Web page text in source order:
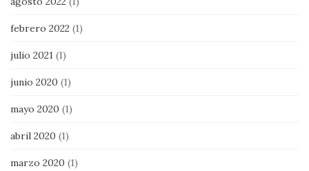
febrero 2022 (1)
julio 2021 (1)
junio 2020 (1)
mayo 2020 (1)
abril 2020 (1)
marzo 2020 (1)